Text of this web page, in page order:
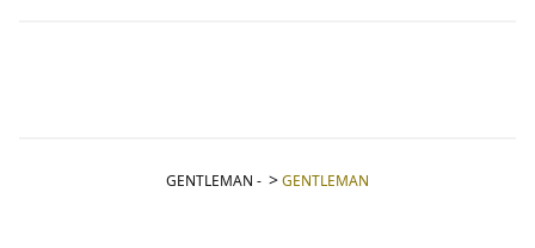
GENTLEMAN - GENTLEMAN